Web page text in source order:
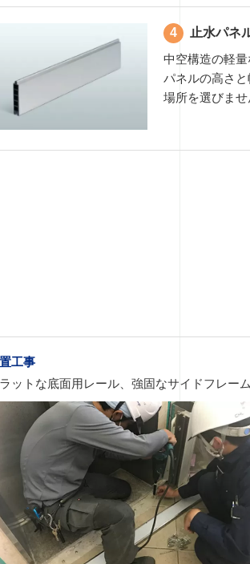
止水パネ
中空構造の軽
パネルの高さ
場所を選びませ
工事
ットな底面用レール、強固なサイドフレー